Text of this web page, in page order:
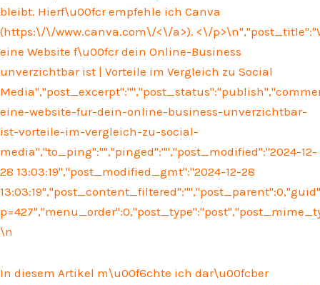
bleibt. Hierf\u00fcr empfehle ich Canva
(https:\/\/www.canva.com\/<\/a>). <\/p>\n
eine Website f\u00fcr dein Online-Business
unverzichtbar ist | Vorteile im Vergleich zu Social
eine-website-fur-dein-online-business-unverzichtbar-
ist-vorteile-im-vergleich-zu-social-
media","to_ping":"","pinged":"","post_modified":"2024-12-
28 13:03:19","post_modified_gmt":"2024-12-28
\n
In diesem Artikel m\u00f6chte ich dar\u00fcber